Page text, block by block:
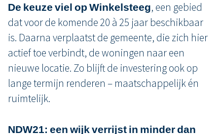
De keuze viel op Winkelsteeg, een gebied
dat voor de komende 20 à 25 jaar beschikbaar
is. Daarna verplaatst de gemeente, die zich hier
actief toe verbindt, de woningen naar een
nieuwe locatie. Zo blijft de investering ook op
lange termijn renderen – maatschappelijk én
ruimtelijk.
NDW21: een wijk verrijst in minder dan